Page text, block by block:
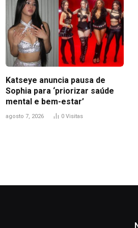
Katseye anuncia pausa de
Sophia para ‘priorizar saúde
mental e bem-estar’
agosto 7, 2026 0 Visitas